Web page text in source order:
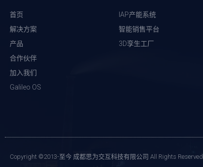
首页
解决方案
产品
合作伙伴
加入我们
Galileo OS
IAP产能系统
智能销售平台
3D孪生工厂
Copyright ©2013-至今 成都思为交互科技有限公司 All Rights Reserved.